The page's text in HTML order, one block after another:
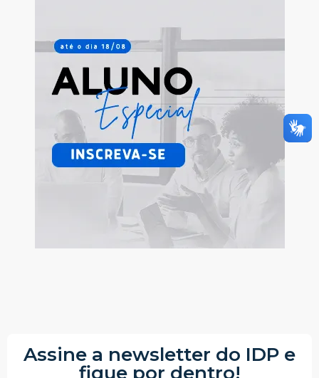
Assine a newsletter do IDP e
fique por dentro!